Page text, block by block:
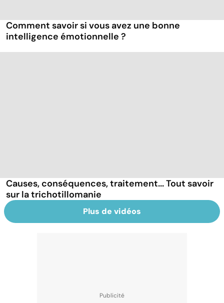
Comment savoir si vous avez une bonne
intelligence émotionnelle ?
Causes, conséquences, traitement... Tout savoir
sur la trichotillomanie
Plus de vidéos